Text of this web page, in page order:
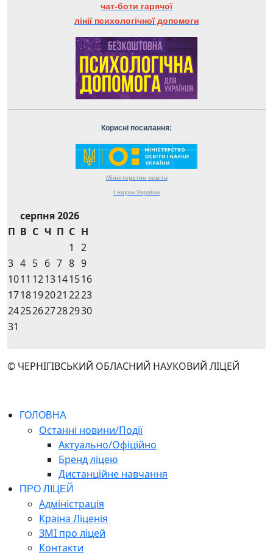
чат-боти гарячої
лінії психологічної допомоги
Корисні посилання:
Міністерство освіти
і науки України
серпня 2026
П В С Ч П С Н
1
2
3 4 5 6 7 8 9
1011 1213141516
1718192021 2223
24252627282930
31
© ЧЕРНІГІВСЬКИЙ ОБЛАСНИЙ НАУКОВИЙ ЛІЦЕЙ
ГОЛОВНА
Останні новини/Події
Актуально/Офіційно
Бренд ліцею
Дистанційне навчання
ПРО ЛІЦЕЙ
Адміністрація
Країна Ліценія
ЗМІ про ліцей
Контакти